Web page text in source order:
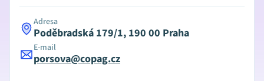
Adresa
Poděbradská 179/1, 190 00 Praha
E-mail
porsova@copag.cz